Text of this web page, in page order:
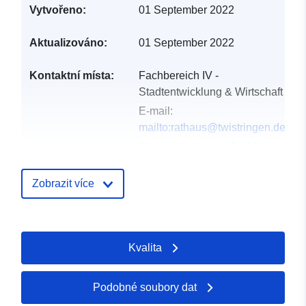
Vytvořeno: 01 September 2022
Aktualizováno: 01 September 2022
Kontaktní místa:
Fachbereich IV -
Stadtentwicklung & Wirtschaft
E-mail:
mailto:rathaus@twistringen.de
wirtschaft/stadtentwicklung-
bauen/bauleitpl...
Přidáno do data.europa.eu:
Zobrazit více
Kvalita
Podobné soubory dat